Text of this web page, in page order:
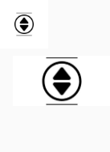
Vai
contenuto